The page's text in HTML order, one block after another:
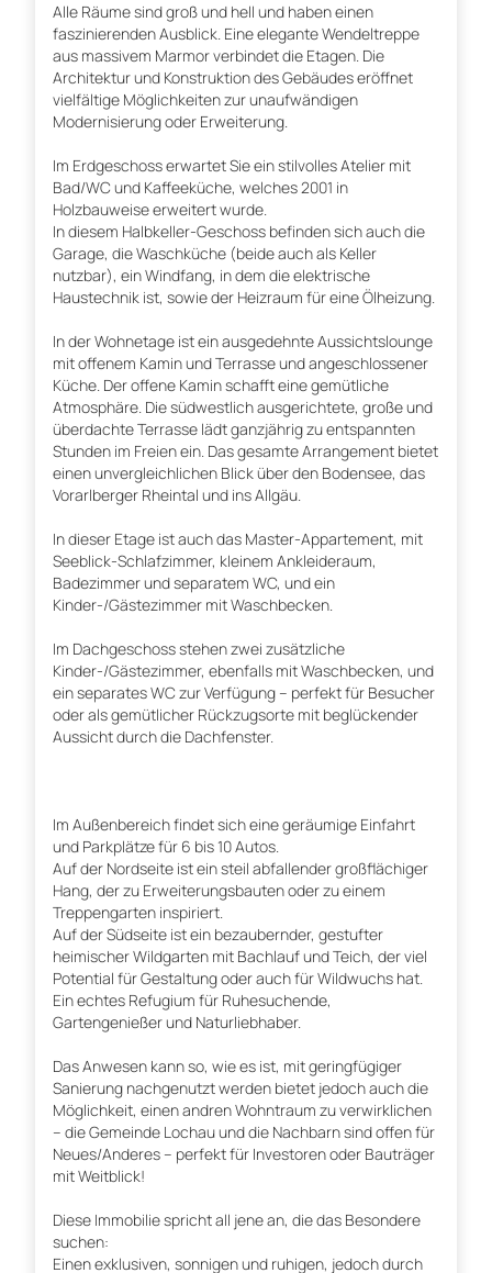
Alle Räume sind groß und hell und haben einen
faszinierenden Ausblick. Eine elegante Wendeltreppe
aus massivem Marmor verbindet die Etagen. Die
Architektur und Konstruktion des Gebäudes eröffnet
vielfältige Möglichkeiten zur unaufwändigen
Modernisierung oder Erweiterung.
Im Erdgeschoss erwartet Sie ein stilvolles Atelier mit
Bad/WC und Kaffeeküche, welches 2001 in
Holzbauweise erweitert wurde.
In diesem Halbkeller-Geschoss befinden sich auch die
Garage, die Waschküche (beide auch als Keller
nutzbar), ein Windfang, in dem die elektrische
Haustechnik ist, sowie der Heizraum für eine Ölheizung.
In der Wohnetage ist ein ausgedehnte Aussichtslounge
mit offenem Kamin und Terrasse und angeschlossener
Küche. Der offene Kamin schafft eine gemütliche
Atmosphäre. Die südwestlich ausgerichtete, große und
überdachte Terrasse lädt ganzjährig zu entspannten
Stunden im Freien ein. Das gesamte Arrangement bietet
einen unvergleichlichen Blick über den Bodensee, das
Vorarlberger Rheintal und ins Allgäu.
In dieser Etage ist auch das Master-Appartement, mit
Seeblick-Schlafzimmer, kleinem Ankleideraum,
Badezimmer und separatem WC, und ein
Kinder-/Gästezimmer mit Waschbecken.
Im Dachgeschoss stehen zwei zusätzliche
Kinder-/Gästezimmer, ebenfalls mit Waschbecken, und
ein separates WC zur Verfügung – perfekt für Besucher
oder als gemütlicher Rückzugsorte mit beglückender
Aussicht durch die Dachfenster.
Im Außenbereich findet sich eine geräumige Einfahrt
und Parkplätze für 6 bis 10 Autos.
Auf der Nordseite ist ein steil abfallender großflächiger
Hang, der zu Erweiterungsbauten oder zu einem
Treppengarten inspiriert.
Auf der Südseite ist ein bezaubernder, gestufter
heimischer Wildgarten mit Bachlauf und Teich, der viel
Potential für Gestaltung oder auch für Wildwuchs hat.
Ein echtes Refugium für Ruhesuchende,
Gartengenießer und Naturliebhaber.
Das Anwesen kann so, wie es ist, mit geringfügiger
Sanierung nachgenutzt werden bietet jedoch auch die
Möglichkeit, einen andren Wohntraum zu verwirklichen
– die Gemeinde Lochau und die Nachbarn sind offen für
Neues/Anderes – perfekt für Investoren oder Bauträger
mit Weitblick!
Diese Immobilie spricht all jene an, die das Besondere
suchen:
Einen exklusiven, sonnigen und ruhigen, jedoch durch